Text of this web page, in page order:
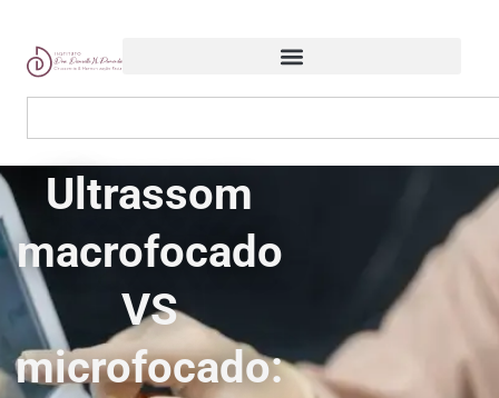
Ultrassom
macrofocado
VS
microfocado: